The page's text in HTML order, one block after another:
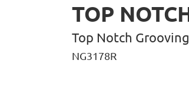
TOP
Top Notch
NG3178R